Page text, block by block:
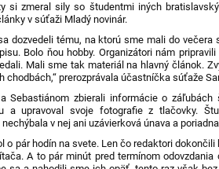
si zmeral sily so študentmi iných
v súťaži Mladý novinár.
dozvedeli tému, na ktorú sme mali do večera
Bolo ňou hobby. Organizátori nám
Mali sme tak materiál na hlavný článok.
chodbách,“ prerozprávala účastníčka súťaže
Sebastiánom zbierali informácie o záľubách
a upravoval svoje fotografie z tlačovky.
v nej ani uzávierková únava a
o pár hodín na svete. Len čo redaktori dokončili
A to pár minút pred termínom odovzdania